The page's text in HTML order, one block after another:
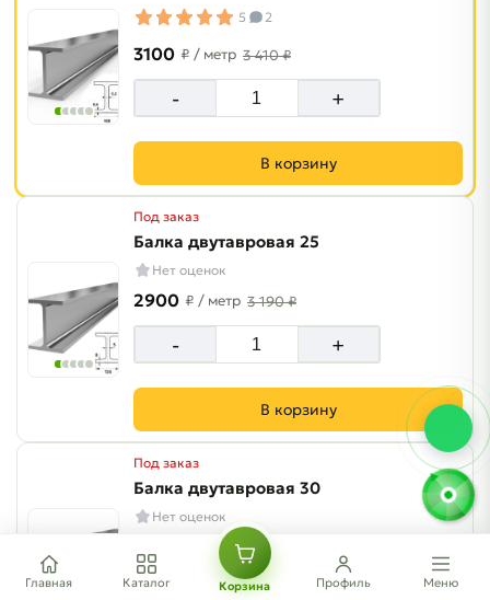
Главная Каталог Корзина Профиль Меню
5 2
3100 ₽ / метр 3 410 ₽
- +
В корзину
Под заказ
Балка двутавровая 25
Нет оценок
2900 ₽ / метр 3 190 ₽
- +
В корзину
Под заказ
Балка двутавровая 30
Нет оценок
/ метр 3 520 ₽
+